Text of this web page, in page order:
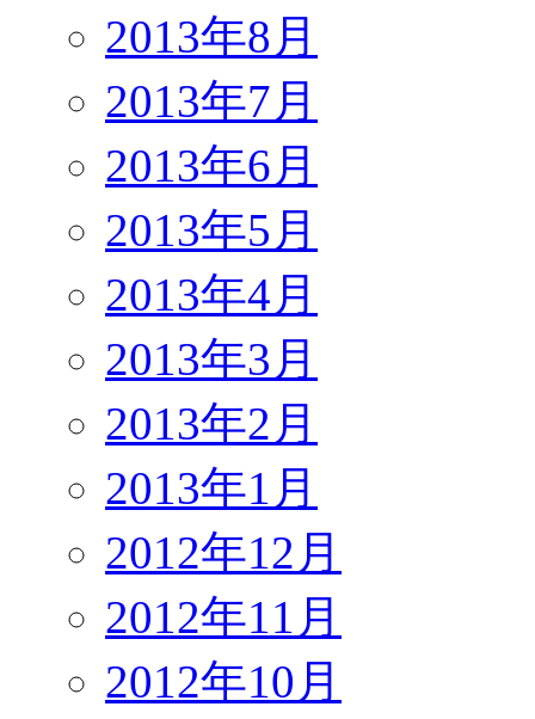
2013年8月
2013年7月
2013年6月
2013年5月
2013年4月
2013年3月
2013年2月
2013年1月
2012年12月
2012年11月
2012年10月